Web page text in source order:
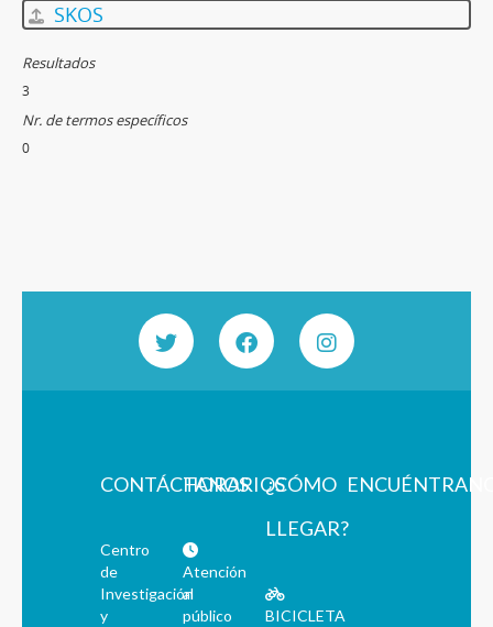
SKOS
Resultados
3
Nr. de termos específicos
0
CONTÁCTANOS
Centro
de
Investigación
y
HORARIOS
Atención
al
público
¿CÓMO
LLEGAR?
BICICLETA